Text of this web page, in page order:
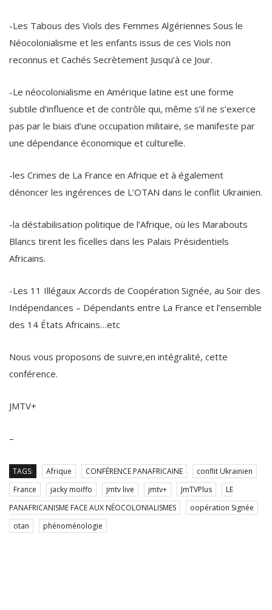
-Les Tabous des Viols des Femmes Algériennes Sous le
Néocolonialisme et les enfants issus de ces Viols non
reconnus et Cachés Secrètement Jusqu’à ce Jour.
-Le néocolonialisme en Amérique latine est une forme
subtile d’influence et de contrôle qui, même s’il ne s’exerce
pas par le biais d’une occupation militaire, se manifeste par
une dépendance économique et culturelle.
-les Crimes de La France en Afrique et à également
dénoncer les ingérences de L’OTAN dans le conflit Ukrainien.
-la déstabilisation politique de l’Afrique, où les Marabouts
Blancs tirent les ficelles dans les Palais Présidentiels
Africains.
-Les 11 Illégaux Accords de Coopération Signée, au Soir des
Indépendances – Dépendants entre La France et l’ensemble
des 14 États Africains…etc
Nous vous proposons de suivre,en intégralité, cette
conférence.
JMTV+
–
TAGS: Afrique CONFÉRENCE PANAFRICAINE
conflit Ukrainien
France
jacky moiffo jmtv live jmtv+ JmTVPlus
LE
PANAFRICANISME FACE AUX NÉOCOLONIALISMES
oopération Signée
otan
phénoménologie